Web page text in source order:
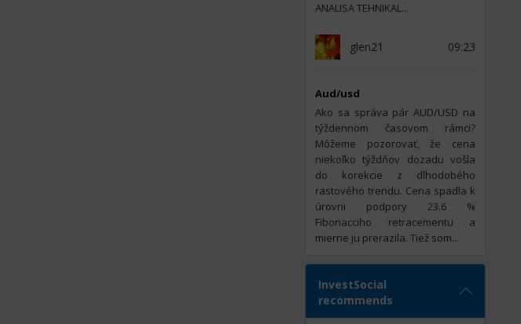
ANALISA TEHNIKAL...
glen21 09:23
Aud/usd
Ako sa správa pár AUD/USD na
týždennom časovom rámci?
Môžeme pozorovať, že cena
niekoľko týždňov dozadu vošla
do korekcie z dlhodobého
rastového trendu. Cena spadla k
úrovni podpory 23.6 %
Fibonacciho retracementu a
mierne ju prerazila. Tiež som...
InvestSocial
recommends